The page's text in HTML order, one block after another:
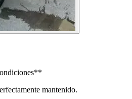
mantenido.